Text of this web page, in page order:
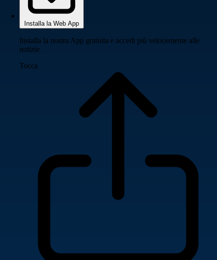
Installa la Web App
Installa la nostra App gratuita e accedi più velocemente alle
notizie
Tocca